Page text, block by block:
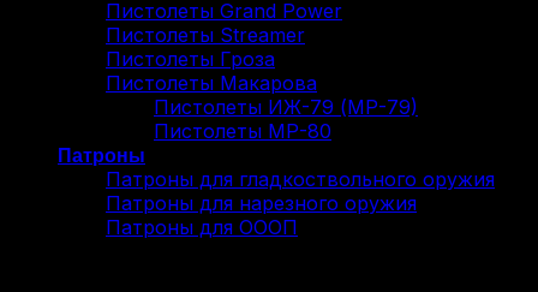
Пистолеты Grand Power
Пистолеты Streamer
Пистолеты Гроза
Пистолеты Макарова
Пистолеты ИЖ-79 (МР-79)
Пистолеты МР-80
Патроны
Патроны для гладкоствольного оружия
Патроны для нарезного оружия
Патроны для ОООП